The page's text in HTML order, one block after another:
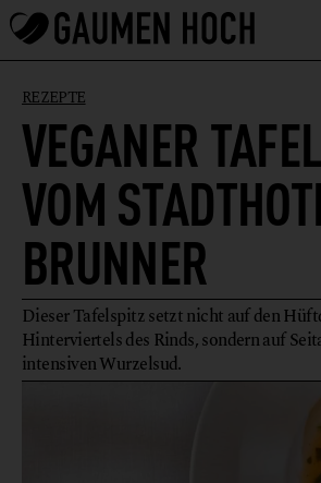
REZEPTE
VEGANER
VOM
BRUNNER
Dieser Tafelspitz setzt nicht auf den
Hinterviertels des Rinds, sondern auf
intensiven Wurzelsud.